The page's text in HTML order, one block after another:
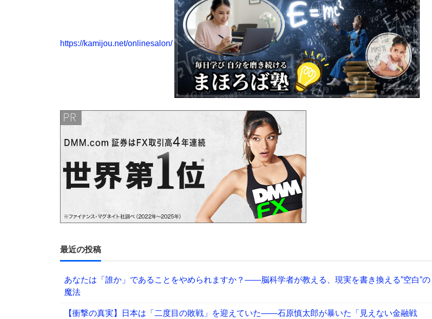
https://kamijou.net/onlinesalon/
最近の投稿
あなたは「誰か」であることをやめられますか？——脳科学者が教える、現実を書き換える”空白”の
魔法
【衝撃の真実】日本は「二度目の敗戦」を迎えていた――石原慎太郎が暴いた「見えない金融戦